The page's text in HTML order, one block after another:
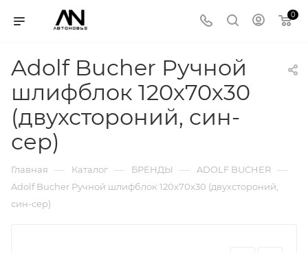
0
Adolf Bucher Ручной
шлифблок 120х70х30
(двухстороний, син-
сер)
Главная — Каталог — БРЕНДЫ — ADOLF BUCHER —
Adolf Bucher Ручной шлифблок 120х70х30 (двухстороний,
син-сер)